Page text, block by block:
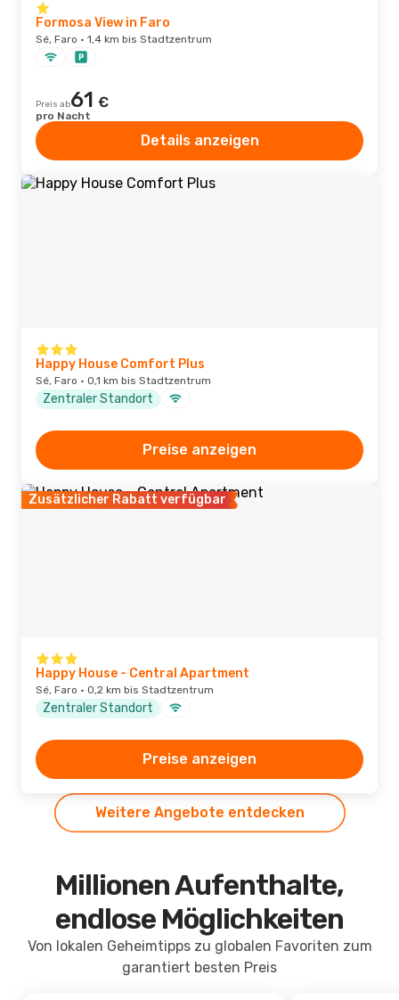
Formosa View in Faro
Sé, Faro · 1,4 km bis Stadtzentrum
Preis ab61 €
pro Nacht
Details anzeigen
Happy House Comfort Plus
Sé, Faro · 0,1 km bis Stadtzentrum
Zentraler Standort
Preise anzeigen
Zusätzlicher Rabatt verfügbar
Happy House - Central Apartment
Sé, Faro · 0,2 km bis Stadtzentrum
Zentraler Standort
Preise anzeigen
Weitere Angebote entdecken
Millionen Aufenthalte,
endlose Möglichkeiten
Von lokalen Geheimtipps zu globalen Favoriten zum
garantiert besten Preis